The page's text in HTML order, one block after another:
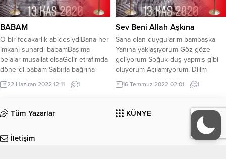
BABAM
O bir fedakarlık abidesiydiBana her
imkanı sunardı babamBaşıma
belalar musallat olsaGelir etrafımda
dönerdi babam Sabırla bağrına
basmıştır taşıBaşarmış hayatla olan
savaşıGölgesinde korur, güneşe
babam Hiç durmadan öğüt verir o
banaKızgınlığı bile sevgiden
cihanaBenimle beraber yanardı
22 Haziran 2022 12:11 1
Sev Beni Allah Aşkına
Sana olan duygularım bambaşka
Yanına yaklaşıyorum Göz göze
geliyorum Soğuk duş yapmış gibi
oluyorum Açılamıyorum. Dilim
tutuluyor Dudaklarım kuruyor
Yangınlar yüreğimde Fırtınalar
sele dönüşmüş Başımdan ter
boşanıyor seni görünce Beni
ateşler sarıyor yüzüme gülünce
Kırılacağından Darılacağından
16 Temmuz 2022 02:01 1
Tüm Yazarlar KÜNYE
İletişim